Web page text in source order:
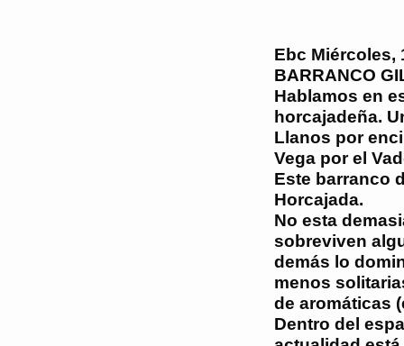
Ebc Miércoles,
BARRANCO
Hablamos en
horcajadeña.
Llanos por
Vega por el
Este barranco
Horcajada.
No esta
sobreviven
demás lo
menos
de aromáticas
Dentro del